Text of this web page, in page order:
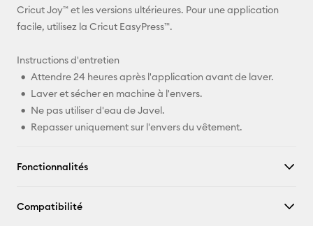
Cricut Joy™ et les versions ultérieures. Pour une application
facile, utilisez la Cricut EasyPress™.
Instructions d'entretien
Attendre 24 heures après l'application avant de laver.
Laver et sécher en machine à l'envers.
Ne pas utiliser d'eau de Javel.
Repasser uniquement sur l'envers du vêtement.
Fonctionnalités
Compatibilité